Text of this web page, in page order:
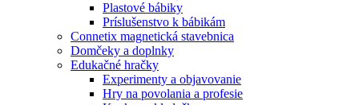
Plastové bábiky
Príslušenstvo k bábikám
Connetix magnetická stavebnica
Domčeky a doplnky
Edukačné hračky
Experimenty a objavovanie
Hry na povolania a profesie